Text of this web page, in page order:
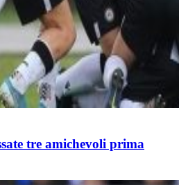
tre amichevoli prima